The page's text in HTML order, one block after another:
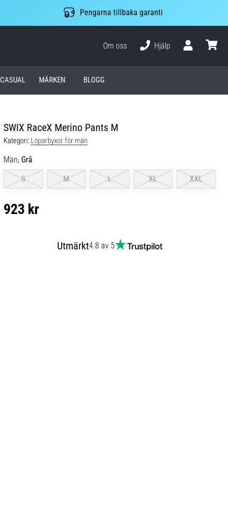
Pengarna tillbaka garanti
Om oss
Hjälp
CASUAL MÄRKEN BLOGG
SWIX RaceX Merino Pants M
Kategori: Löparbyxor för män
Män, Grå
S
M L XL XXL
923 kr
Utmärkt4.8 av 5